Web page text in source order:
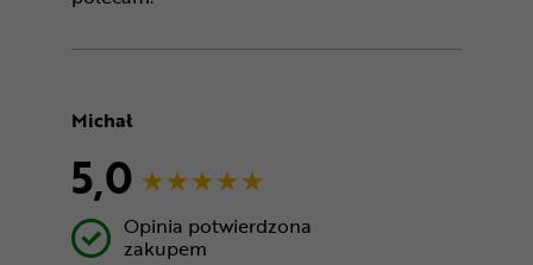
Michał
5,0
Opinia potwierdzona
zakupem